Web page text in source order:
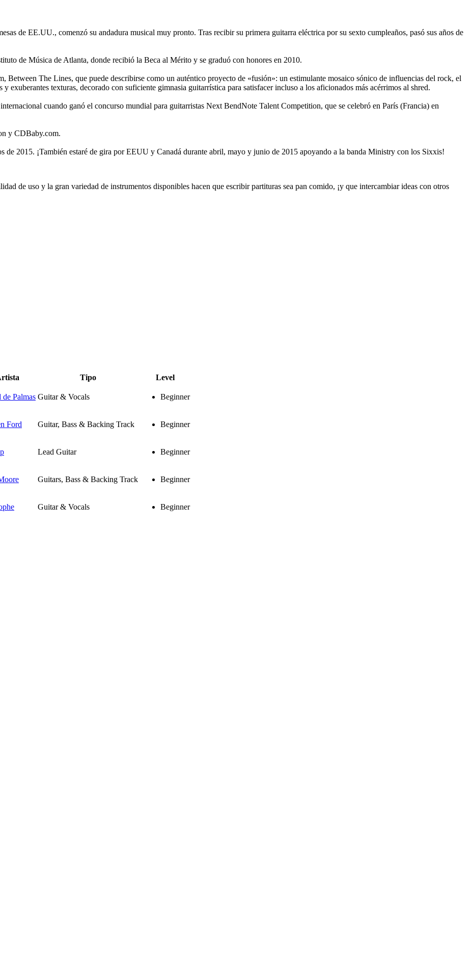
de EE.UU., comenzó su andadura musical muy pronto. Tras recibir su primera guitarra eléctrica por su sexto cumpleaños, pasó sus años de
de Música de Atlanta, donde recibió la Beca al Mérito y se graduó con honores en 2010.
Between The Lines, que puede describirse como un auténtico proyecto de «fusión»: un estimulante mosaico sónico de influencias del rock, el
exuberantes texturas, decorado con suficiente gimnasia guitarrística para satisfacer incluso a los aficionados más acérrimos al shred.
cuando ganó el concurso mundial para guitarristas Next BendNote Talent Competition, que se celebró en París (Francia) en
y CDBaby.com.
de 2015. ¡También estaré de gira por EEUU y Canadá durante abril, mayo y junio de 2015 apoyando a la banda Ministry con los Sixxis!
de uso y la gran variedad de instrumentos disponibles hacen que escribir partituras sea pan comido, ¡y que intercambiar ideas con otros
Tipo Level
de Palmas Guitar & Vocals Beginner
Ford Guitar, Bass & Backing Track Beginner
Lead Guitar Beginner
Guitars, Bass & Backing Track Beginner
Guitar & Vocals Beginner